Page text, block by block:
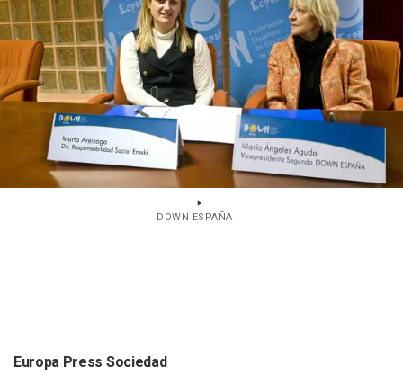
DOWN ESPAÑA
Europa Press Sociedad